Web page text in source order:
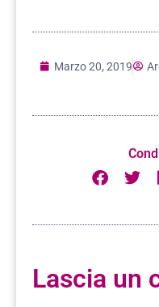
Marzo 20, 2019
Lascia un